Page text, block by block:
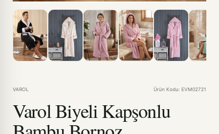
VAROL Ürün Kodu: EVM02721
Varol Biyeli Kapşonlu